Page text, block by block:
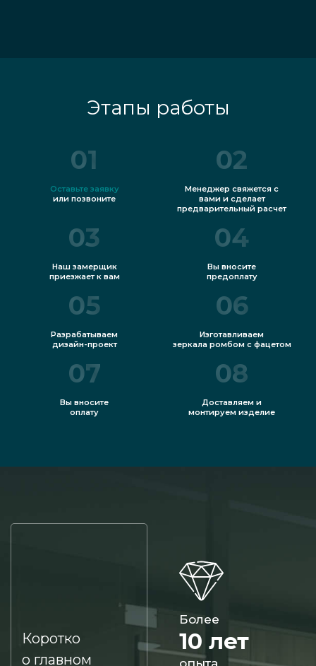
Этапы работы
01
Оставьте заявку
или позвоните
02
Менеджер свяжется с
вами и сделает
предварительный расчет
03
Наш замерщик
приезжает к вам
04
Вы вносите
предоплату
05
Разрабатываем
дизайн-проект
06
Изготавливаем
зеркала ромбом с фацетом
07
Вы вносите
оплату
08
Доставляем и
монтируем изделие
Коротко
о главном
Более
10 лет